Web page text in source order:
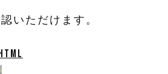
いただけます。